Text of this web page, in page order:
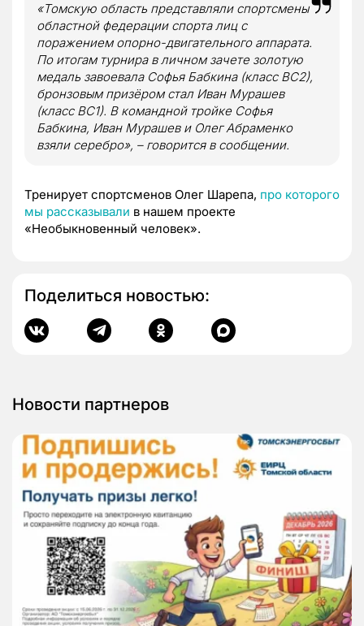
«Томскую область представляли спортсмены
областной федерации спорта лиц с
поражением опорно-двигательного аппарата.
По итогам турнира в личном зачете золотую
медаль завоевала Софья Бабкина (класс ВС2),
бронзовым призёром стал Иван Мурашев
(класс ВС1). В командной тройке Софья
Бабкина, Иван Мурашев и Олег Абраменко
взяли серебро», – говорится в сообщении.
Тренирует спортсменов Олег Шарепа, про которого
мы рассказывали в нашем проекте
«Необыкновенный человек».
Поделиться новостью:
Новости партнеров